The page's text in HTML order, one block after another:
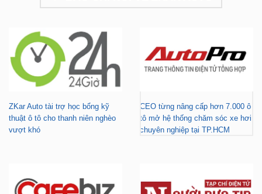
ZKar Auto tài trợ học bổng kỹ
thuật ô tô cho thanh niên nghèo
vượt khó
CEO từng nâng cấp hơn 7.000 ô
tô mở hệ thống chăm sóc xe hơi
chuyên nghiệp tại TP.HCM